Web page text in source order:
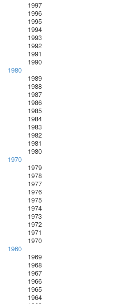
1997
1996
1995
1994
1993
1992
1991
1990
1980
1989
1988
1987
1986
1985
1984
1983
1982
1981
1980
1970
1979
1978
1977
1976
1975
1974
1973
1972
1971
1970
1960
1969
1968
1967
1966
1965
1964